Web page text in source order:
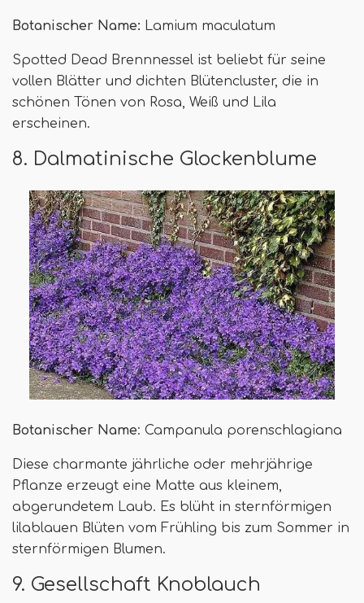
Botanischer Name: Lamium maculatum
Spotted Dead Brennnessel ist beliebt für seine
vollen Blätter und dichten Blütencluster, die in
schönen Tönen von Rosa, Weiß und Lila
erscheinen.
8. Dalmatinische Glockenblume
Botanischer Name: Campanula porenschlagiana
Diese charmante jährliche oder mehrjährige
Pflanze erzeugt eine Matte aus kleinem,
abgerundetem Laub. Es blüht in sternförmigen
lilablauen Blüten vom Frühling bis zum Sommer in
sternförmigen Blumen.
9. Gesellschaft Knoblauch